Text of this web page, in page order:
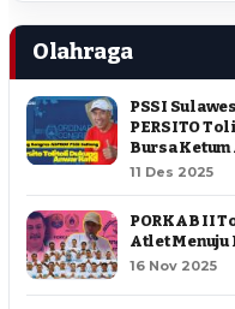
Olahraga
PSSI
PERSITO
Bursa
11 Des 2025
PORKAB II
Atlet Menuju
16 Nov 2025